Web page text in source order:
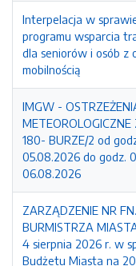
Interpelacja w
programu wsparcia
dla seniorów i osób z
mobilnością
IMGW -
METEOROLOGICZNE
180- BURZE/2 od
05.08.2026 do godz.
06.08.2026
ZARZĄDZENIE NR
BURMISTRZA
4 sierpnia 2026 r. w
Budżetu Miasta na